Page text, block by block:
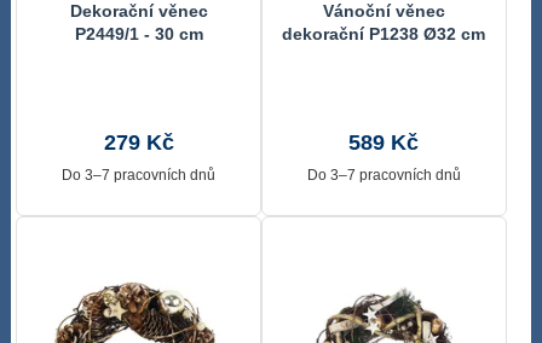
Dekorační věnec
P2449/1 - 30 cm
279 Kč
Do 3–7 pracovních dnů
Vánoční věnec
dekorační P1238 Ø32 cm
589 Kč
Do 3–7 pracovních dnů